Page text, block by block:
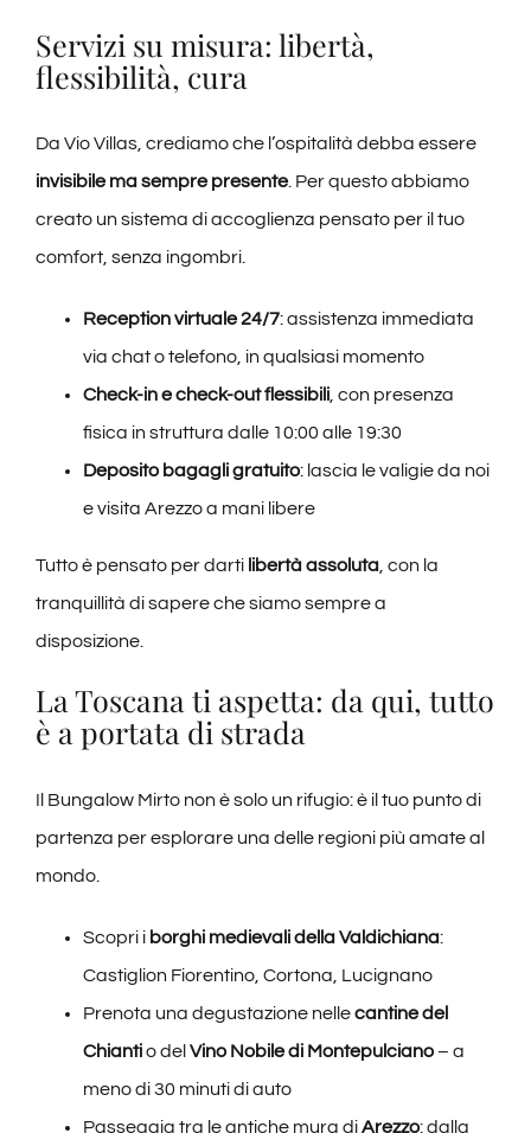
Servizi su misura: libertà,
flessibilità, cura
Da Vio Villas, crediamo che l’ospitalità debba essere
invisibile ma sempre presente. Per questo abbiamo
creato un sistema di accoglienza pensato per il tuo
comfort, senza ingombri.
Reception virtuale 24/7: assistenza immediata
via chat o telefono, in qualsiasi momento
Check-in e check-out flessibili, con presenza
fisica in struttura dalle 10:00 alle 19:30
Deposito bagagli gratuito: lascia le valigie da noi
e visita Arezzo a mani libere
Tutto è pensato per darti libertà assoluta, con la
tranquillità di sapere che siamo sempre a
disposizione.
La Toscana ti aspetta: da qui, tutto
è a portata di strada
Il Bungalow Mirto non è solo un rifugio: è il tuo punto di
partenza per esplorare una delle regioni più amate al
mondo.
Scopri i borghi medievali della Valdichiana:
Castiglion Fiorentino, Cortona, Lucignano
Prenota una degustazione nellecantine del
Chiantio del Vino Nobile di Montepulciano– a
meno di 30 minuti di auto
Passeggia tra le antiche mura diArezzo: dalla